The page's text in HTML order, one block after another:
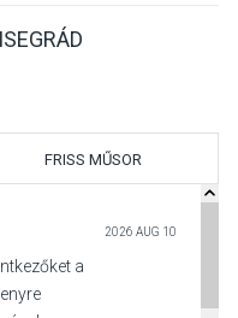
FRISS MŰSOR
2026 AUG 10
a